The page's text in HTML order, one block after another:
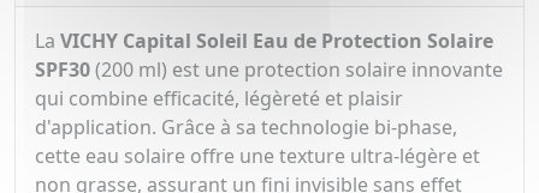
La VICHY Capital Soleil Eau de Protection Solaire
SPF30(200 ml) est une protection solaire innovante
qui combine efficacité, légèreté et plaisir
d'application. Grâce à sa technologie bi-phase,
cette eau solaire offre une texture ultra-légère et
non grasse, assurant un fini invisible sans effet